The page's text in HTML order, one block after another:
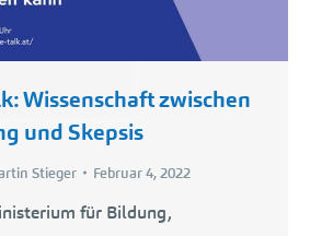
Wissenschaft zwischen
und Skepsis
Stieger Februar 4, 2022
für Bildung,